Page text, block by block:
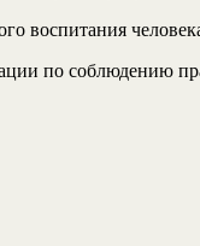
воспитания
по соблюдению